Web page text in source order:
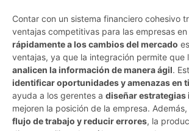
Contar con un sistema financiero cohesivo
ventajas competitivas para las empresas en
rápidamente a los cambios del mercado
ventajas, ya que la integración permite que
analicen la información de manera ágil.
identificar oportunidades y amenazas en
ayuda a los gerentes a diseñar estrategias
mejoren la posición de la empresa. Además,
flujo de trabajo y reducir errores, la